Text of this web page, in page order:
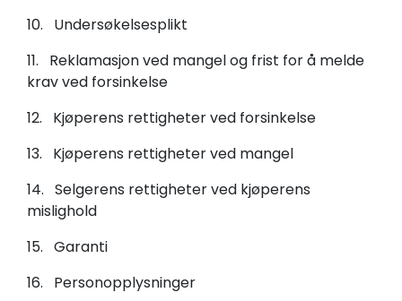
10. Undersøkelsesplikt
11. Reklamasjon ved mangel og frist for å melde
krav ved forsinkelse
12. Kjøperens rettigheter ved forsinkelse
13. Kjøperens rettigheter ved mangel
14. Selgerens rettigheter ved kjøperens
mislighold
15. Garanti
16. Personopplysninger